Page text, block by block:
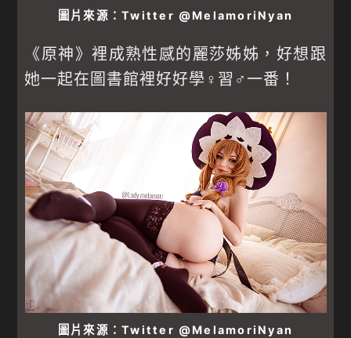
圖片來源：Twitter @MelamoriNyan
《原神》裡成熟性感的麗莎姊姊，好想跟
她一起在圖書館裡好好學♀習♂一番！
圖片來源：Twitter @MelamoriNyan